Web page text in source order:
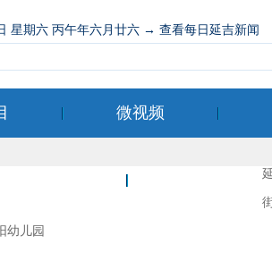
星期六 丙午年六月廿六 → 查看每日延吉新闻
微视频
幼儿园